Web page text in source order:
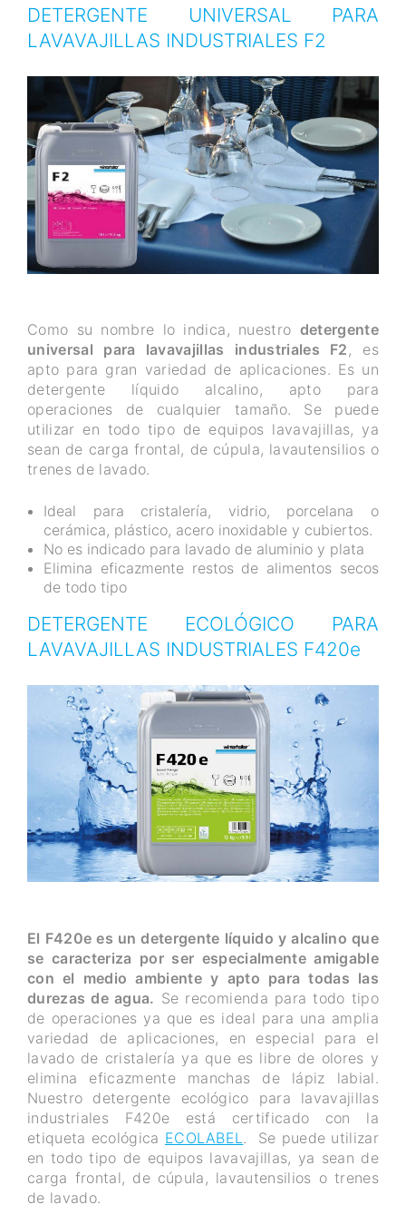
DETERGENTE UNIVERSAL PARA
LAVAVAJILLAS INDUSTRIALES F2
Como su nombre lo indica, nuestro detergente
universal para lavavajillas industriales F2 , es
apto para gran variedad de aplicaciones. Es un
detergente líquido alcalino, apto para
operaciones de cualquier tamaño. Se puede
utilizar en todo tipo de equipos lavavajillas, ya
sean de carga frontal, de cúpula, lavautensilios o
trenes de lavado.
Ideal para cristalería, vidrio, porcelana o
cerámica, plástico, acero inoxidable y cubiertos.
No es indicado para lavado de aluminio y plata
Elimina eficazmente restos de alimentos secos
de todo tipo
DETERGENTE ECOLÓGICO PARA
LAVAVAJILLAS INDUSTRIALES F420e
El F420e es un detergente líquido y alcalino que
se caracteriza por ser especialmente amigable
con el medio ambiente y apto para todas las
durezas de agua. Se recomienda para todo tipo
de operaciones ya que es ideal para una amplia
variedad de aplicaciones, en especial para el
lavado de cristalería ya que es libre de olores y
elimina eficazmente manchas de lápiz labial.
Nuestro detergente ecológico para lavavajillas
industriales F420e está certificado con la
etiqueta ecológica ECOLABEL . Se puede utilizar
en todo tipo de equipos lavavajillas, ya sean de
carga frontal, de cúpula, lavautensilios o trenes
de lavado.